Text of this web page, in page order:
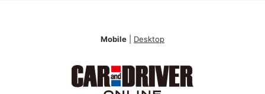
Mobile Desktop